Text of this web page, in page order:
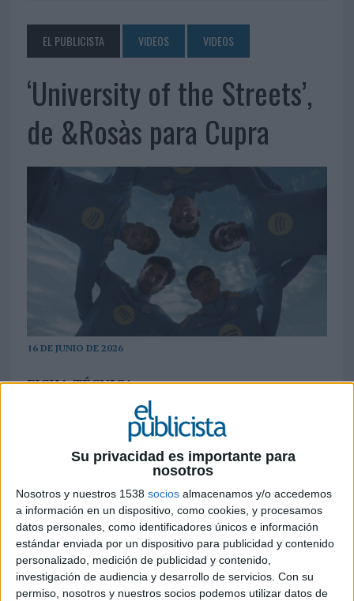
Su privacidad es importante para
nosotros
Nosotros y nuestros 1538 socios almacenamos y/o accedemos
a información en un dispositivo, como cookies, y procesamos
datos personales, como identificadores únicos e información
estándar enviada por un dispositivo para publicidad y contenido
personalizado, medición de publicidad y contenido,
investigación de audiencia y desarrollo de servicios. Con su
permiso, nosotros y nuestros socios podemos utilizar datos de
EL PUBLICISTA VIDEOS VIDEOS
‘University of the Streets’,
de &Rosàs para Cupra
16 DE JUNIO DE 2026
FICHA TÉCNICA
Anunciante: Grupo Volkswagen
Marca: Cupra
Sector: Automoción
Contacto del cliente: Ignacio Prieto, Patrick
Sievers, Paz de Dalmases, Judit Rogent, Maria
Antonia Montoya
Agencia: &Rosàs